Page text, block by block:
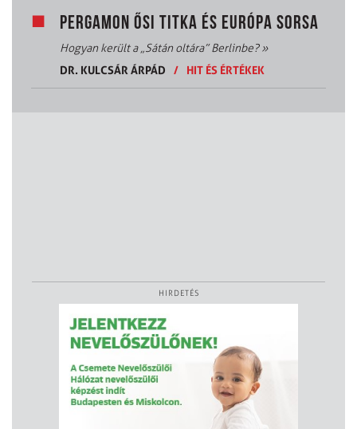
PERGAMON ŐSI TITKA ÉS EURÓPA SORSA
Hogyan került a „Sátán oltára” Berlinbe?»
DR. KULCSÁR ÁRPÁD
/ HIT ÉS ÉRTÉKEK
HIRDETÉS